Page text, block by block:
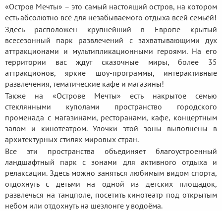
«Остров Мечты» – это самый настоящий остров, на котором
есть абсолютно всё для незабываемого отдыха всей семьёй!
Здесь расположен крупнейший в Европе крытый
всесезонный парк развлечений с захватывающими дух
аттракционами и мультипликационными героями. На его
территории вас ждут сказочные миры, более 35
аттракционов, яркие шоу-программы, интерактивные
развлечения, тематические кафе и магазины!
Также на «Острове Мечты» есть накрытое семью
стеклянными куполами пространство городского
променада с магазинами, ресторанами, кафе, концертным
залом и кинотеатром. Улочки этой зоны выполнены в
архитектурных стилях мировых стран.
Все эти пространства объединяет благоустроенный
ландшафтный парк с зонами для активного отдыха и
релаксации. Здесь можно заняться любимым видом спорта,
отдохнуть с детьми на одной из детских площадок,
развлечься на танцполе, посетить кинотеатр под открытым
небом или отдохнуть на шезлонге у водоёма.